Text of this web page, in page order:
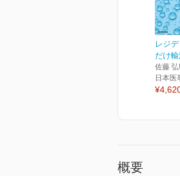
レジ
だけ輸
佐藤
日本医
概要